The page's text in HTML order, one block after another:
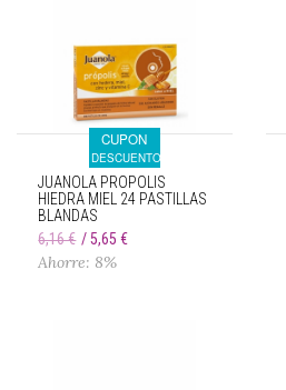
CUPON
DESCUENTO
JUANOLA PROPOLIS
HIEDRA MIEL 24 PASTILLAS
BLANDAS
6,16 €
5,65 €
Ahorre: 8%